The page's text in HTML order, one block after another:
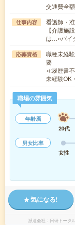
交通費全
仕事内容
看護師・
【介護施
は…○バイ
応募資格
職種未経
要
≪履歴書
未経験OK
職場の雰囲気
年齢層
20代
男女比率
女性
気になる!
派遣会社 日研トータ